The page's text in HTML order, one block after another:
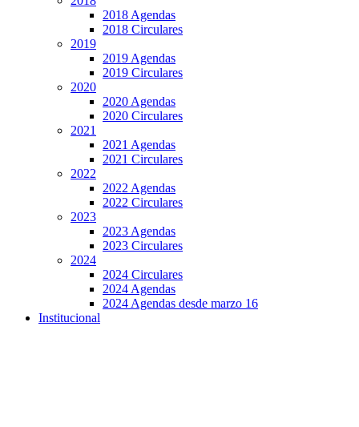
2018 Agendas
2018 Circulares
2019
2019 Agendas
2019 Circulares
2020
2020 Agendas
2020 Circulares
2021
2021 Agendas
2021 Circulares
2022
2022 Agendas
2022 Circulares
2023
2023 Agendas
2023 Circulares
2024
2024 Circulares
2024 Agendas
2024 Agendas desde marzo 16
Institucional